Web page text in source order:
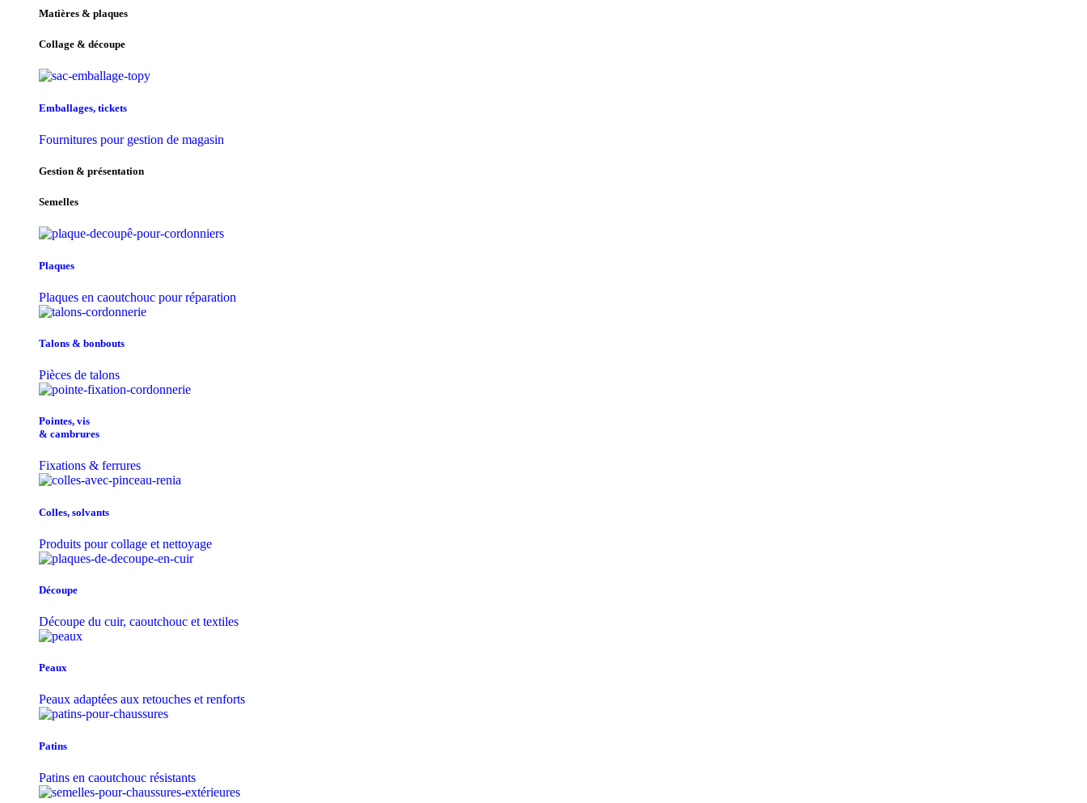
Matières & plaques
Collage & découpe
Emballages, tickets
Fournitures pour gestion de magasin
Gestion & présentation
Semelles
Plaques
Plaques en caoutchouc pour réparation
Talons & bonbouts
Pièces de talons
Pointes, vis
& cambrures
Fixations & ferrures
Colles, solvants
Produits pour collage et nettoyage
Découpe
Découpe du cuir, caoutchouc et textiles
Peaux
Peaux adaptées aux retouches et renforts
Patins
Patins en caoutchouc résistants